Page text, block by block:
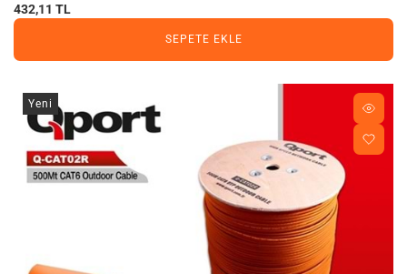
432,11 TL
SEPETE EKLE
Yeni